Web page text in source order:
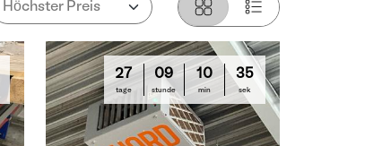
27
tage
09
stunde
10
min
33
sek